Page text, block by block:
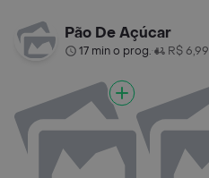
Cada
Pão De Açúcar
17 min o prog.• R$ 6,99